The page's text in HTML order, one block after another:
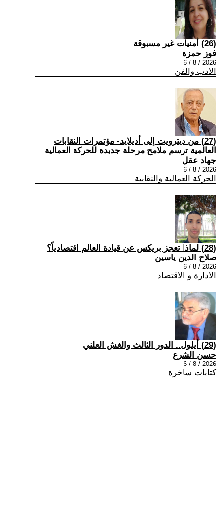
(26) أمنيات غير مسبوقة
فوز حمزة
2026 / 8 / 6
الادب والفن
(27) من ديترويت إلى أديلايد- مؤتمرات النقابات
العالمية ترسم ملامح مرحلة جديدة للحركة العمالية
جهاد عقل
2026 / 8 / 6
الحركة العمالية والنقابية
(28) لماذا تعجز بريكس عن قيادة العالم اقتصادياً؟
صلاح الدين ياسين
2026 / 8 / 6
الادارة و الاقتصاد
(29) أيلول.. الدور الثالث والغش العلني
حسن الشرع
2026 / 8 / 6
كتابات ساخرة